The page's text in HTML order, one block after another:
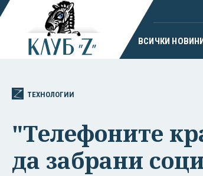
ВСИЧКИ
ТЕХНОЛОГИИ
"Телефоните
да забрани